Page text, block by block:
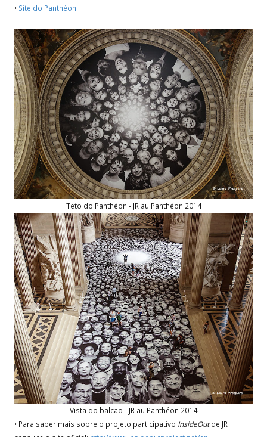
• Site do Panthéon
Teto do Panthéon - JR au Panthéon 2014
Vista do balcão - JR au Panthéon 2014
• Para saber mais sobre o projeto participativo InsideOutde JR